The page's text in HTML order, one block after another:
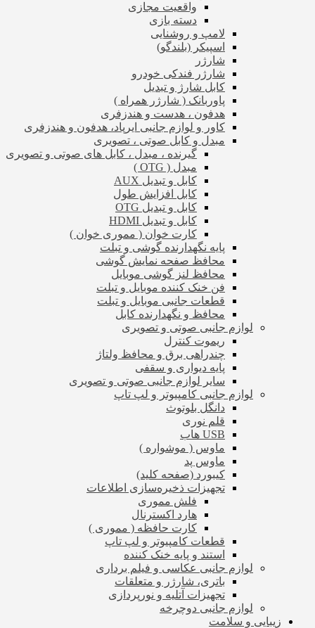
واقعیت مجازی
دسته بازی
لامپ و روشنایی
اسپیکر (بلندگو)
شارژر
شارژر فندکی خودرو
کابل شارژ و تبدیل
پاوربانک ( شارژر همراه )
هدفون ، هدست و هندزفری
کاور و لوازم جانبی ایرپاد، هدفون و هندزفری
مبدل و کابل صوتی ، تصویری
گیرنده ، مبدل ، کابل های صوتی و تصویری
مبدل ( OTG )
کابل و تبدیل AUX
کابل افزایش طول
کابل و تبدیل OTG
کابل و تبدیل HDMI
کارت خوان ( مموری خوان )
پایه نگهدارنده گوشی و تبلت
محافظ صفحه نمایش گوشی
محافظ لنز گوشی موبایل
فن خنک کننده موبایل و تبلت
قطعات جانبی موبایل و تبلت
محافظ و نگهدارنده کابل
لوازم جانبی صوتی و تصویری
ریموت کنترل
چندراهی برق و محافظ ولتاژ
پایه دیواری و سقفی
سایر لوازم جانبی صوتی و تصویری
لوازم جانبی کامپیوتر و لپ تاپ
دانگل بلوتوث
قلم نوری
USB هاب
ماوس ( موشواره )
ماوس پد
کیبورد (صفحه کلید)
تجهیزات ذخیره‌سازی اطلاعات
فلش مموری
هارد اکسترنال
کارت حافظه ( مموری )
قطعات کامپیوتر و لپ تاپ
استند و پایه خنک کننده
لوازم جانبی عکاسی و فیلم برداری
باتری، شارژر و متعلقات
تجهیزات آتلیه و نورپردازی
لوازم جانبی دوچرخه
زیبایی و سلامت